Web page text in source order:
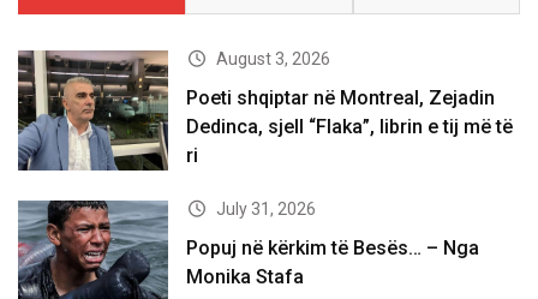
August 3, 2026
Poeti shqiptar në Montreal, Zejadin
Dedinca, sjell “Flaka”, librin e tij më të
ri
July 31, 2026
Popuj në kërkim të Besës… – Nga
Monika Stafa